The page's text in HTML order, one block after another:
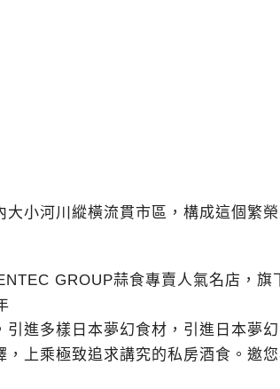
小河川縱橫流貫市區，構成這個繁
GROUP蒜食專賣人氣名店，旗
進多樣日本夢幻食材，引進日本夢
上乘極致追求講究的私房酒食。邀